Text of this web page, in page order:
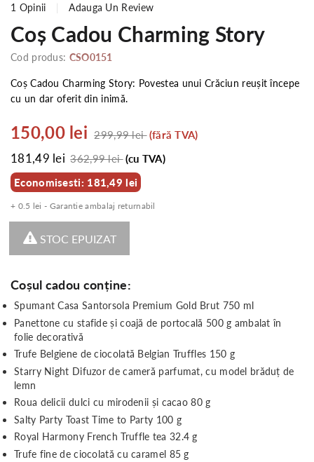
1 Opinii Adauga Un Review
Coș Cadou Charming Story
Cod produs: CSO0151
Coș Cadou Charming Story: Povestea unui Crăciun reușit începe
cu un dar oferit din inimă.
150,00 lei 299,99 lei(fără TVA)
181,49 lei 362,99 lei(cu TVA)
Economisesti: 181,49 lei
+ 0.5 lei - Garantie ambalaj returnabil
STOC EPUIZAT
Coșul cadou conține:
Spumant Casa Santorsola Premium Gold Brut 750 ml
Panettone cu stafide și coajă de portocală 500 g ambalat în
folie decorativă
Trufe Belgiene de ciocolată Belgian Truffles 150 g
Starry Night Difuzor de cameră parfumat, cu model brăduț de
lemn
Roua delicii dulci cu mirodenii și cacao 80 g
Salty Party Toast Time to Party 100 g
Royal Harmony French Truffle tea 32.4 g
Trufe fine de ciocolată cu caramel 85 g